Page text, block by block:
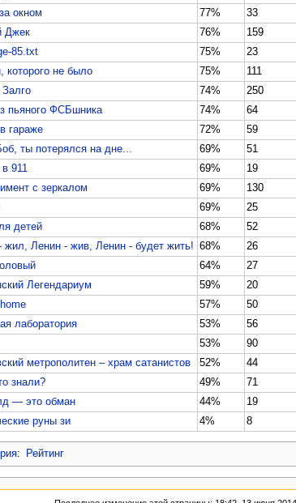
окном
77%
33
Джек
76%
159
85.txt
75%
23
которого не было
75%
111
Залго
74%
250
пьяного ФСБшника
74%
64
гараже
72%
59
ты потерялся на дне...
69%
51
911
69%
19
с зеркалом
69%
130
69%
25
детей
68%
52
жил, Ленин - жив, Ленин - будет жить! 68%
26
64%
27
Легендариум
59%
20
57%
50
лаборатория
53%
56
53%
90
метрополитен – храм сатанистов
52%
44
знали?
49%
71
— это обман
44%
19
руны зи
4% 8
: Рейтинг